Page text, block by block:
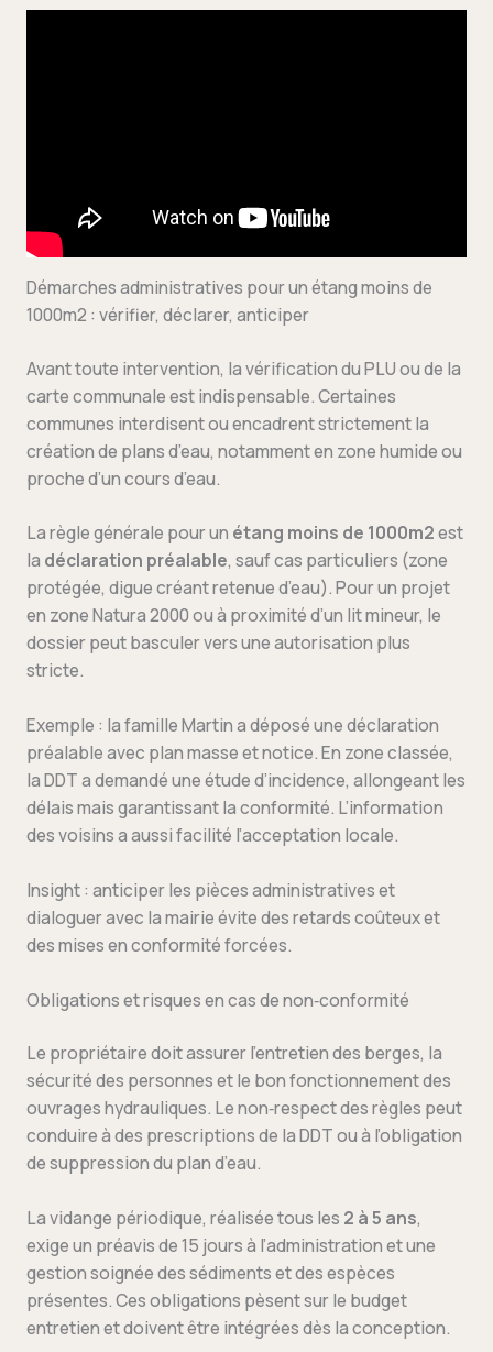
Démarches administratives pour un étang moins de
1000m2 : vérifier, déclarer, anticiper
Avant toute intervention, la vérification du PLU ou de la
carte communale est indispensable. Certaines
communes interdisent ou encadrent strictement la
création de plans d’eau, notamment en zone humide ou
proche d’un cours d’eau.
La règle générale pour un étang moins de 1000m2est
la déclaration préalable, sauf cas particuliers (zone
protégée, digue créant retenue d’eau). Pour un projet
en zone Natura 2000 ou à proximité d’un lit mineur, le
dossier peut basculer vers une autorisation plus
stricte.
Exemple : la famille Martin a déposé une déclaration
préalable avec plan masse et notice. En zone classée,
la DDT a demandé une étude d’incidence, allongeant les
délais mais garantissant la conformité. L’information
des voisins a aussi facilité l’acceptation locale.
Insight : anticiper les pièces administratives et
dialoguer avec la mairie évite des retards coûteux et
des mises en conformité forcées.
Obligations et risques en cas de non‑conformité
Le propriétaire doit assurer l’entretien des berges, la
sécurité des personnes et le bon fonctionnement des
ouvrages hydrauliques. Le non‑respect des règles peut
conduire à des prescriptions de la DDT ou à l’obligation
de suppression du plan d’eau.
La vidange périodique, réalisée tous les 2 à 5 ans,
exige un préavis de 15 jours à l’administration et une
gestion soignée des sédiments et des espèces
présentes. Ces obligations pèsent sur le budget
entretien et doivent être intégrées dès la conception.